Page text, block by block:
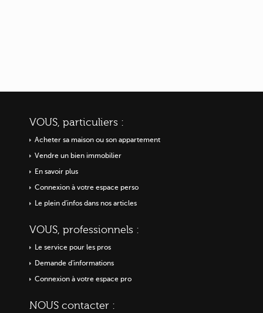
VOUS, particuliers :
Acheter sa maison ou son appartement
Vendre un bien immobilier
En savoir plus
Connexion à votre espace perso
Le plein d'infos dans nos articles
VOUS, professionnels :
Le service pour les pros
Demande d'informations
Connexion à votre espace pro
NOUS contacter :